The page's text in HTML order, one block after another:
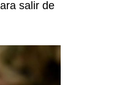
salir de